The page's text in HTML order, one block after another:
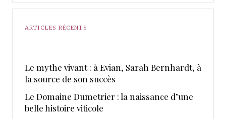
ARTICLES RÉCENTS
Le mythe vivant : à Evian, Sarah Bernhardt, à
la source de son succès
Le Domaine Dumetrier : la naissance d’une
belle histoire viticole